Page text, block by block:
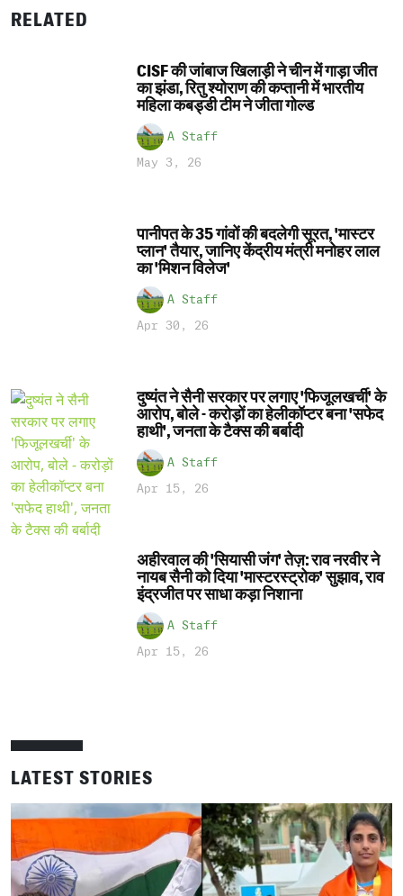
RELATED
CISF की जांबाज खिलाड़ी ने चीन में गाड़ा जीत
का झंडा, रितु श्योराण की कप्तानी में भारतीय
महिला कबड्डी टीम ने जीता गोल्ड
A Staff
May 3, 26
पानीपत के 35 गांवों की बदलेगी सूरत, 'मास्टर
प्लान' तैयार, जानिए केंद्रीय मंत्री मनोहर लाल
का 'मिशन विलेज'
A Staff
Apr 30, 26
दुष्यंत ने सैनी सरकार पर लगाए 'फिजूलखर्ची' के
आरोप, बोले - करोड़ों का हेलीकॉप्टर बना 'सफेद
हाथी', जनता के टैक्स की बर्बादी
A Staff
Apr 15, 26
अहीरवाल की 'सियासी जंग' तेज़: राव नरवीर ने
नायब सैनी को दिया 'मास्टरस्ट्रोक' सुझाव, राव
इंद्रजीत पर साधा कड़ा निशाना
A Staff
Apr 15, 26
LATEST STORIES